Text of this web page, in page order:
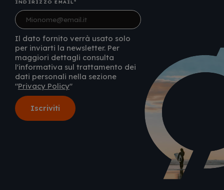
INDIRIZZO EMAIL
Il dato fornito verrà usato solo
per inviarti la newsletter. Per
maggiori dettagli consulta
l'informativa sul trattamento dei
dati personali nella sezione
"Privacy Policy"